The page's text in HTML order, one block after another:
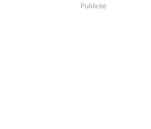
Publicité